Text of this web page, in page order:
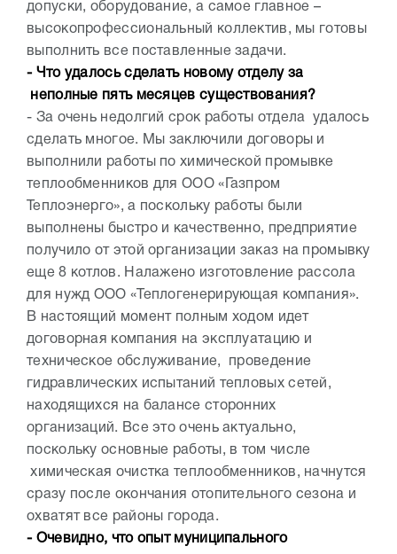
допуски, оборудование, а самое главное –
высокопрофессиональный коллектив, мы готовы
выполнить все поставленные задачи.
- Что удалось сделать новому отделу за
неполные пять месяцев существования?
- За очень недолгий срок работы отдела удалось
сделать многое. Мы заключили договоры и
выполнили работы по химической промывке
теплообменников для ООО «Газпром
Теплоэнерго», а поскольку работы были
выполнены быстро и качественно, предприятие
получило от этой организации заказ на промывку
еще 8 котлов. Налажено изготовление рассола
для нужд ООО «Теплогенерирующая компания».
В настоящий момент полным ходом идет
договорная компания на эксплуатацию и
техническое обслуживание, проведение
гидравлических испытаний тепловых сетей,
находящихся на балансе сторонних
организаций. Все это очень актуально,
поскольку основные работы, в том числе
химическая очистка теплообменников, начнутся
сразу после окончания отопительного сезона и
охватят все районы города.
- Очевидно, что опыт муниципального